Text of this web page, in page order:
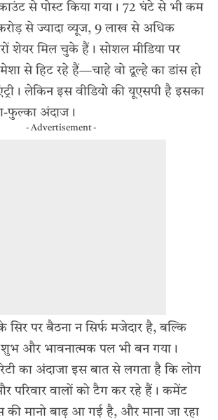
से पोस्ट किया गया। 72 घंटे से भी कम
से ज्यादा व्यूज, 9 लाख से अधिक
शेयर मिल चुके हैं। सोशल मीडिया पर
से हिट रहे हैं—चाहे वो दूल्हे का डांस हो
लेकिन इस वीडियो की यूएसपी है इसका
फुल्का अंदाज।
- Advertisement -
पर बैठना न सिर्फ मजेदार है, बल्कि
और भावनात्मक पल भी बन गया।
का अंदाजा इस बात से लगता है कि लोग
परिवार वालों को टैग कर रहे हैं। कमेंट
मानो बाढ़ आ गई है, और माना जा रहा